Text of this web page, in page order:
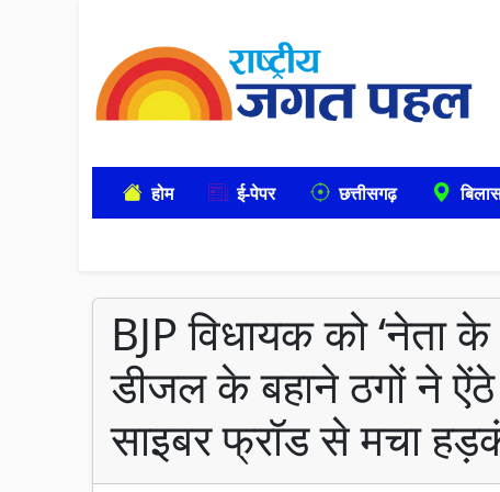
होम ई-पेपर छत्तीसगढ़
BJP विधायक को ‘नेता
डीजल के बहाने ठगों ने ऐंठे
साइबर फ्रॉड से मचा